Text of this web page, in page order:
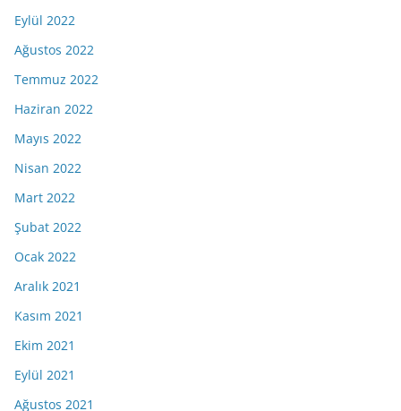
Eylül 2022
Ağustos 2022
Temmuz 2022
Haziran 2022
Mayıs 2022
Nisan 2022
Mart 2022
Şubat 2022
Ocak 2022
Aralık 2021
Kasım 2021
Ekim 2021
Eylül 2021
Ağustos 2021